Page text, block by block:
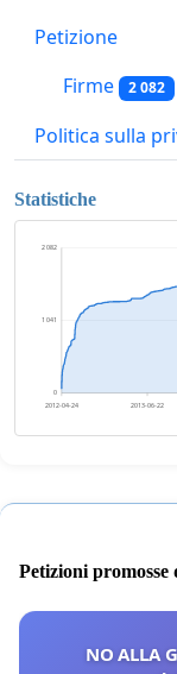
Petizione
Firme 2 082
Politica sulla
Statistiche
0
1 041
2 082
2012-04-24 2013-06-22
Petizioni
NO ALLA